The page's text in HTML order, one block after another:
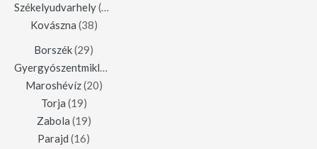
Székelyudvarhely(42)
Kovászna (38)
Borszék(29)
Gyergyószentmiklós
Maroshévíz(20)
Torja (19)
Zabola (19)
Parajd (16)